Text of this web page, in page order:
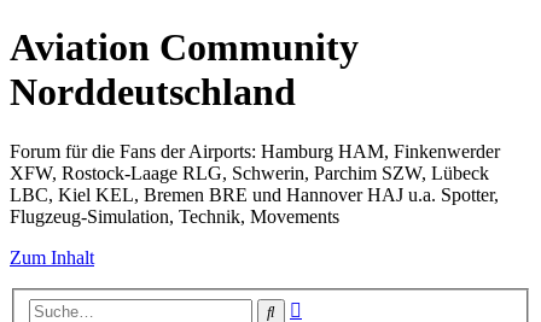
Aviation Community
Norddeutschland
Forum für die Fans der Airports: Hamburg HAM, Finkenwerder
XFW, Rostock-Laage RLG, Schwerin, Parchim SZW, Lübeck
LBC, Kiel KEL, Bremen BRE und Hannover HAJ u.a. Spotter,
Flugzeug-Simulation, Technik, Movements
Zum Inhalt
Suche